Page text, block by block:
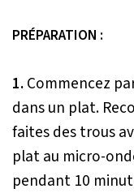
PRÉPARATION :
1.Commencez
dans un plat.
faites des trous
plat au micro-
pendant 10